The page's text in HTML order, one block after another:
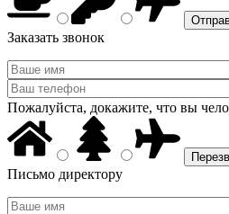
Заказать звонок
Пожалуйста, докажите, что вы
Письмо директору